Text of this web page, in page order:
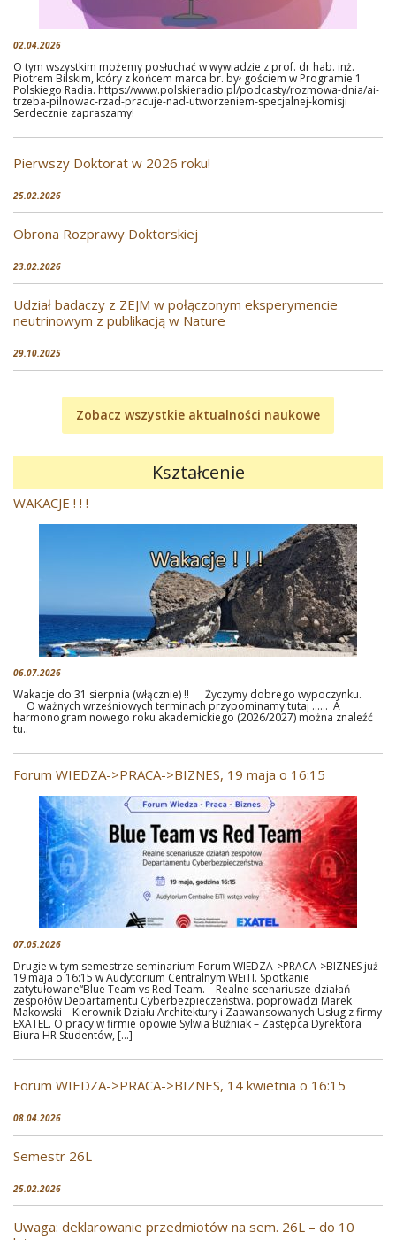
02.04.2026
O tym wszystkim możemy posłuchać w wywiadzie z prof. dr hab. inż.
Piotrem Bilskim, który z końcem marca br. był gościem w Programie 1
Polskiego Radia. https://www.polskieradio.pl/podcasty/rozmowa-dnia/ai-
trzeba-pilnowac-rzad-pracuje-nad-utworzeniem-specjalnej-komisji
Serdecznie zapraszamy!
Pierwszy Doktorat w 2026 roku!
25.02.2026
Obrona Rozprawy Doktorskiej
23.02.2026
Udział badaczy z ZEJM w połączonym eksperymencie
neutrinowym z publikacją w Nature
29.10.2025
Zobacz wszystkie aktualności naukowe
Kształcenie
WAKACJE ! ! !
06.07.2026
Wakacje do 31 sierpnia (włącznie) !! Życzymy dobrego wypoczynku.
O ważnych wrześniowych terminach przypominamy tutaj …… A
harmonogram nowego roku akademickiego (2026/2027) można znaleźć
tu..
Forum WIEDZA->PRACA->BIZNES, 19 maja o 16:15
07.05.2026
Drugie w tym semestrze seminarium Forum WIEDZA->PRACA->BIZNES już
19 maja o 16:15 w Audytorium Centralnym WEiTI. Spotkanie
zatytułowane“Blue Team vs Red Team. Realne scenariusze działań
zespołów Departamentu Cyberbezpieczeństwa. poprowadzi Marek
Makowski – Kierownik Działu Architektury i Zaawansowanych Usług z firmy
EXATEL. O pracy w firmie opowie Sylwia Buźniak – Zastępca Dyrektora
Biura HR Studentów, […]
Forum WIEDZA->PRACA->BIZNES, 14 kwietnia o 16:15
08.04.2026
Semestr 26L
25.02.2026
Uwaga: deklarowanie przedmiotów na sem. 26L – do 10